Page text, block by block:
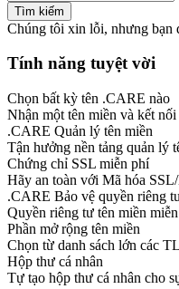
Tìm kiếm
Chúng tôi xin lỗi, nhưng bạn
Tính năng tuyệt vời
Chọn bất kỳ tên .CARE nào
Nhận một tên miền và kết
.CARE Quản lý tên miền
Tận hưởng nền tảng quản lý
Chứng chỉ SSL miễn phí
Hãy an toàn với Mã hóa
.CARE Bảo vệ quyền riêng
Quyền riêng tư tên miền
Phần mở rộng tên miền
Chọn từ danh sách lớn các
Hộp thư cá nhân
Tự tạo hộp thư cá nhân cho